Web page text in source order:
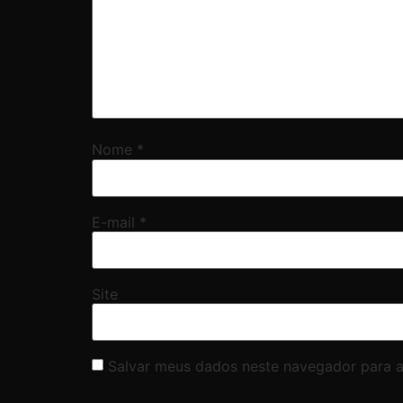
Nome *
E-mail *
Site
Salvar meus dados neste navegador para